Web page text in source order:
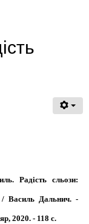
Радість сльози:
/ Василь Дальнич. -
2020. - 118 с.